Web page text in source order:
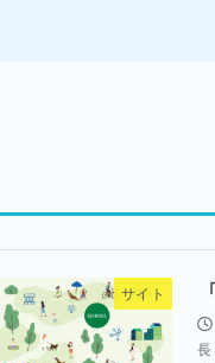
サイト
長